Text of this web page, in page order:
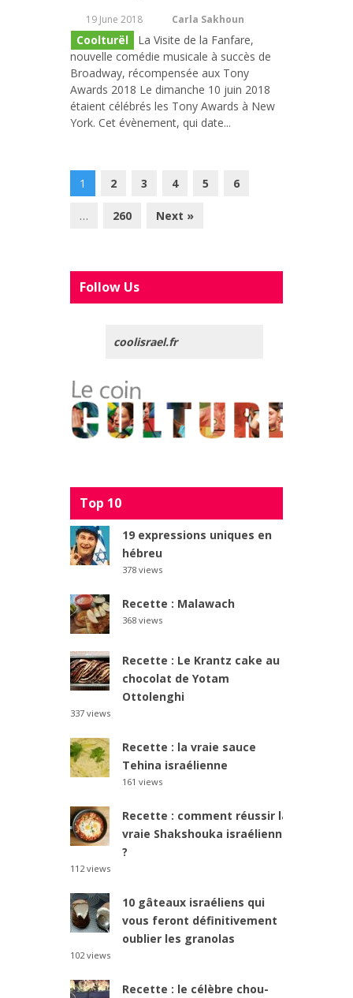
19 June 2018 Carla Sakhoun
Coolturël
La Visite de la Fanfare,
nouvelle comédie musicale à succès de
Broadway, récompensée aux Tony
Awards 2018 Le dimanche 10 juin 2018
étaient célébrés les Tony Awards à New
York. Cet évènement, qui date...
1 2 3 4 5 6
… 260 Next »
Follow Us
coolisrael.fr
Top 10
19 expressions uniques en
hébreu
378 views
Recette : Malawach
368 views
Recette : Le Krantz cake au
chocolat de Yotam
Ottolenghi
337 views
Recette : la vraie sauce
Tehina israélienne
161 views
Recette : comment réussir la
vraie Shakshouka israélienne
?
112 views
10 gâteaux israéliens qui
vous feront définitivement
oublier les granolas
102 views
Recette : le célèbre chou-